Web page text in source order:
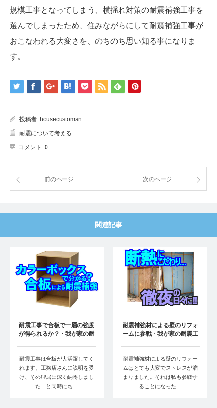
規模工事となってしまう、横揺れ対策の耐震補強工事を
選んでしまったため、住みながらにして耐震補強工事が
おこなわれる大変さを、のちのち思い知る事になりま
す。
投稿者: housecustoman
耐震について考える
コメント: 0
前のページ 次のページ
関連記事
耐震工事で合板で一層の強度
が得られるか？・我が家の耐
耐震工事は合板が大活躍してく
れます。工務店さんに説明を受
け、その理屈に深く納得しまし
た…と同時にち…
耐震補強材による壁のリフォ
ームに参戦・我が家の耐震工
耐震補強材による壁のリフォー
ムはとても大変でストレスが溜
まりました。それは私も参戦す
ることになった…